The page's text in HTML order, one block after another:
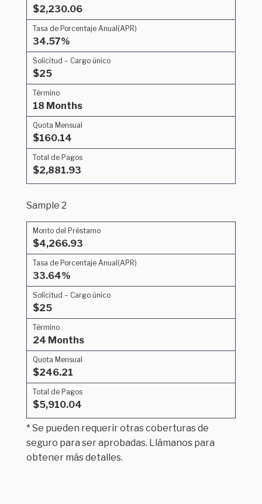
$2,230.06
Tasa de Porcentaje Anual(APR)
34.57%
Solicitud – Cargo único
$25
Término
18 Months
Quota Mensual
$160.14
Total de Pagos
$2,881.93
Sample 2
Monto del Préstamo
$4,266.93
Tasa de Porcentaje Anual(APR)
33.64%
Solicitud – Cargo único
$25
Término
24 Months
Quota Mensual
$246.21
Total de Pagos
$5,910.04
* Se pueden requerir otras coberturas de
seguro para ser aprobadas. Llámanos para
obtener más detalles.